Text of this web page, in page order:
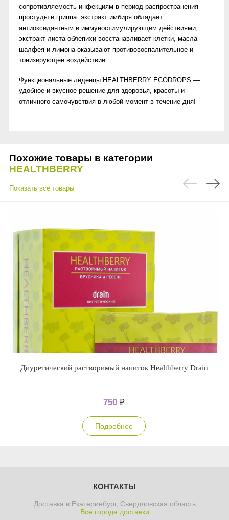
сопротивляемость инфекциям в период распространения
простуды и гриппа: экстракт имбиря обладает
антиоксидантным и иммуностимулирующим действиями,
экстракт листа облепихи восстанавливает клетки, масла
шалфея и лимона оказывают противовоспалительное и
тонизирующее воздействие.
Функциональные леденцы HEALTHBERRY ECODROPS —
удобное и вкусное решение для здоровья, красоты и
отличного самочувствия в любой момент в течение дня!
Похожие товары в категории
HEALTHBERRY
Показать все товары
Диуретический растворимый напиток Healthberry Drain
750 ₽
Подробнее
КОНТАКТЫ
Доставка в Екатеринбург, Свердловская область
Все города доставки